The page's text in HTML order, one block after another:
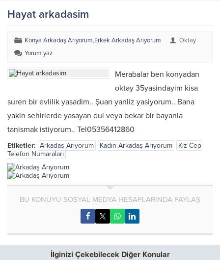
Hayat arkadasim
Konya Arkadaş Arıyorum,Erkek Arkadaş Arıyorum
Oktay
Yorum yaz
Merabalar ben konyadan
oktay 35yasindayim kisa
suren bir evlilik yasadim.. Şuan yanliz yasiyorum.. Bana
yakin sehirlerde yasayan dul veya bekar bir bayanla
tanismak istiyorum.. Tel05356412860
Etiketler: Arkadaş Arıyorum Kadın Arkadaş Arıyorum
Kız Cep
Telefon Numaraları
BU KONUYU SOSYAL MEDYA HESAPLARINDA PAYLAŞ
İlginizi Çekebilecek Diğer Konular